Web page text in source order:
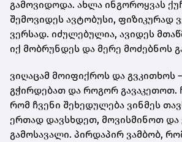
გამოვიდოდა. ახლა ინგოროყვას
შემოვიდეს ავტობუსი, ფიზიკურად
ვერსად. იძულებულია, ავიდეს
იქ მობრუნდეს და მერე მოძებნოს
ვიღაცამ მოიფიქროს და გვკითხოს
გჭირდებათ და როგორ გავაკეთოთ.
რომ ჩვენი შეხედულება ვინმეს
ერთად დავსხდეთ, მოვისმინოთ
გამოსავალი. პირდაპირ ვამბობ,